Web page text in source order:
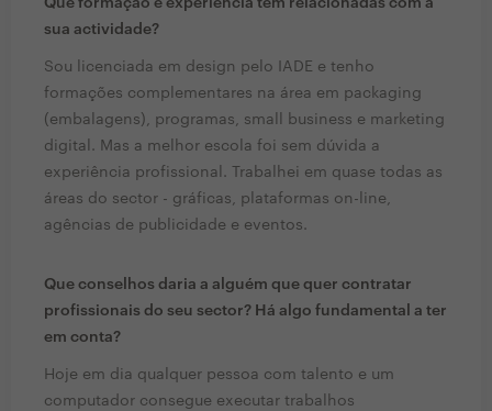
Que formação e experiência tem relacionadas com a
sua actividade?
Sou licenciada em design pelo IADE e tenho
formações complementares na área em packaging
(embalagens), programas, small business e marketing
digital. Mas a melhor escola foi sem dúvida a
experiência profissional. Trabalhei em quase todas as
áreas do sector - gráficas, plataformas on-line,
agências de publicidade e eventos.
Que conselhos daria a alguém que quer contratar
profissionais do seu sector? Há algo fundamental a ter
em conta?
Hoje em dia qualquer pessoa com talento e um
computador consegue executar trabalhos